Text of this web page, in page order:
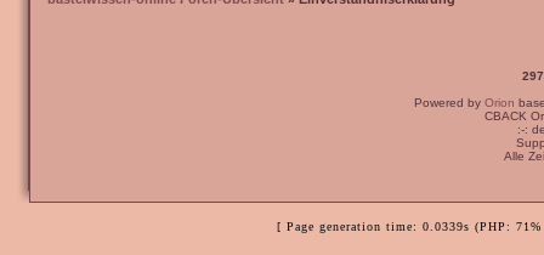
Powered by Orion
CBACK
:-:
Alle
[ Page generation time: 0.0339s (PHP: